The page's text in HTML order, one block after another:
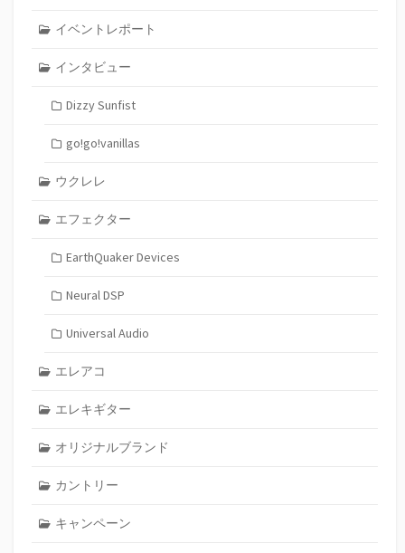
イベントレポート
インタビュー
Dizzy Sunfist
go!go!vanillas
ウクレレ
エフェクター
EarthQuaker Devices
Neural DSP
Universal Audio
エレアコ
エレキギター
オリジナルブランド
カントリー
キャンペーン